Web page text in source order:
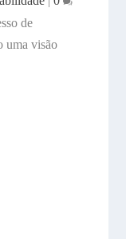
de
uma visão